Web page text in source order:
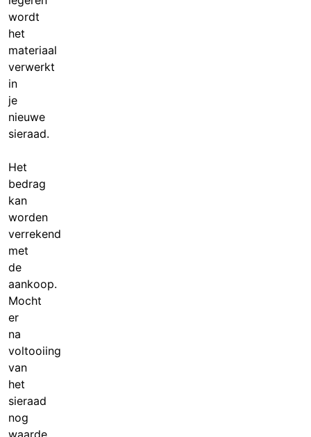
wordt
het
materiaal
verwerkt
in
je
nieuwe
sieraad.
Het
bedrag
kan
worden
verrekend
met
de
aankoop.
Mocht
er
na
voltooiing
van
het
sieraad
nog